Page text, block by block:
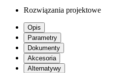
Rozwiązania projektowe
Opis
Parametry
Dokumenty
Akcesoria
Alternatywy